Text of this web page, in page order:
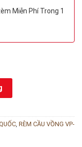
Miễn Phí Trong 1
Modero mã Porsche
, RÈM CẦU VỒNG VP-